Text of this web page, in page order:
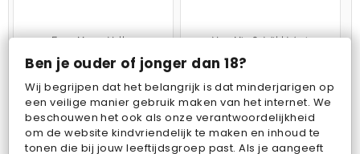
Ben je ouder of jonger dan 18?
Wij begrijpen dat het belangrijk is dat minderjarigen op
een veilige manier gebruik maken van het internet. We
beschouwen het ook als onze verantwoordelijkheid
om de website kindvriendelijk te maken en inhoud te
tonen die bij jouw leeftijdsgroep past. Als je aangeeft
Farm Merge Valley VegaMix 2: Wild West